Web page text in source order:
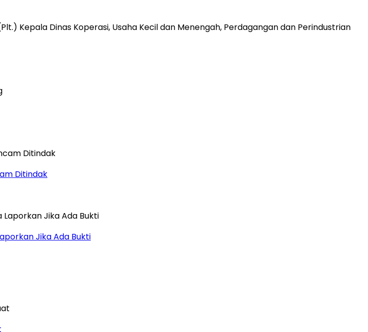
Kepala Dinas Koperasi, Usaha Kecil dan Menengah, Perdagangan dan Perindustrian
Ditindak
Jika Ada Bukti